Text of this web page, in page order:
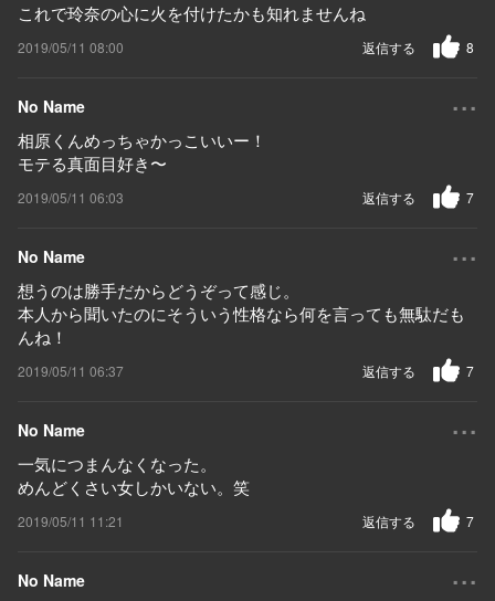
これで玲奈の心に火を付けたかも知れませんね
2019/05/11 08:00 8
返信する
No Name ...
相原くんめっちゃかっこいいー！
モテる真面目好き〜
2019/05/11 06:03 7
返信する
No Name ...
想うのは勝手だからどうぞって感じ。
本人から聞いたのにそういう性格なら何を言っても無駄だも
んね！
2019/05/11 06:37 7
返信する
No Name ...
一気につまんなくなった。
めんどくさい女しかいない。笑
2019/05/11 11:21 7
返信する
No Name ...